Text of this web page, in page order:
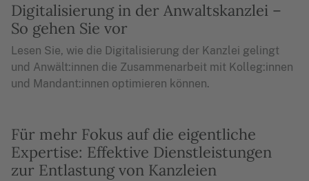
Digitalisierung in der Anwaltskanzlei –
So gehen Sie vor
Lesen Sie, wie die Digitalisierung der Kanzlei gelingt
und Anwält:innen die Zusammenarbeit mit Kolleg:innen
und Mandant:innen optimieren können.
Für mehr Fokus auf die eigentliche
Expertise: Effektive Dienstleistungen
zur Entlastung von Kanzleien